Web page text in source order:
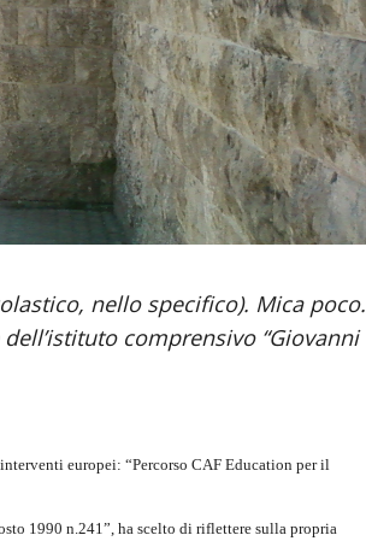
nello specifico). Mica poco.
comprensivo “Giovanni
europei: “Percorso CAF Education per il
1990 n.241 ”, ha scelto di riflettere sulla propria